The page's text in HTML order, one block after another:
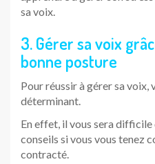
sa voix.
3. Gérer sa voix
bonne posture
Pour réussir à gérer sa
déterminant.
En effet, il vous sera difficile
conseils si vous vous tenez
contracté.